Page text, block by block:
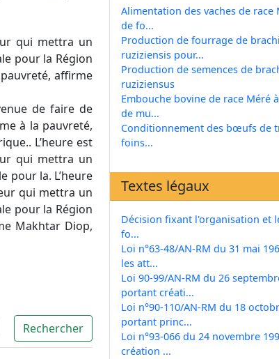
qui mettra un
pour la Région
affirme
de faire de
à la pauvreté,
L’heure est
qui mettra un
pour la. L’heure
qui mettra un
pour la Région
Makhtar Diop,
Alimentation des vaches de race
de fo...
Production de fourrage de
ruziziensis pour...
Production de semences de
ruziziensus
Embouche bovine de race Méré
de mu...
Conditionnement des bœufs de
foins...
Textes légaux
Décision fixant l'organisation et
fo...
Loi n°63-48/AN-RM du 31 mai
les att...
Loi 90-99/AN-RM du 26
portant créati...
Loi n°90-110/AN-RM du 18
portant princ...
Loi n°93-066 du 24 novembre
création ...